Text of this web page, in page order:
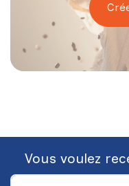
Vous voulez